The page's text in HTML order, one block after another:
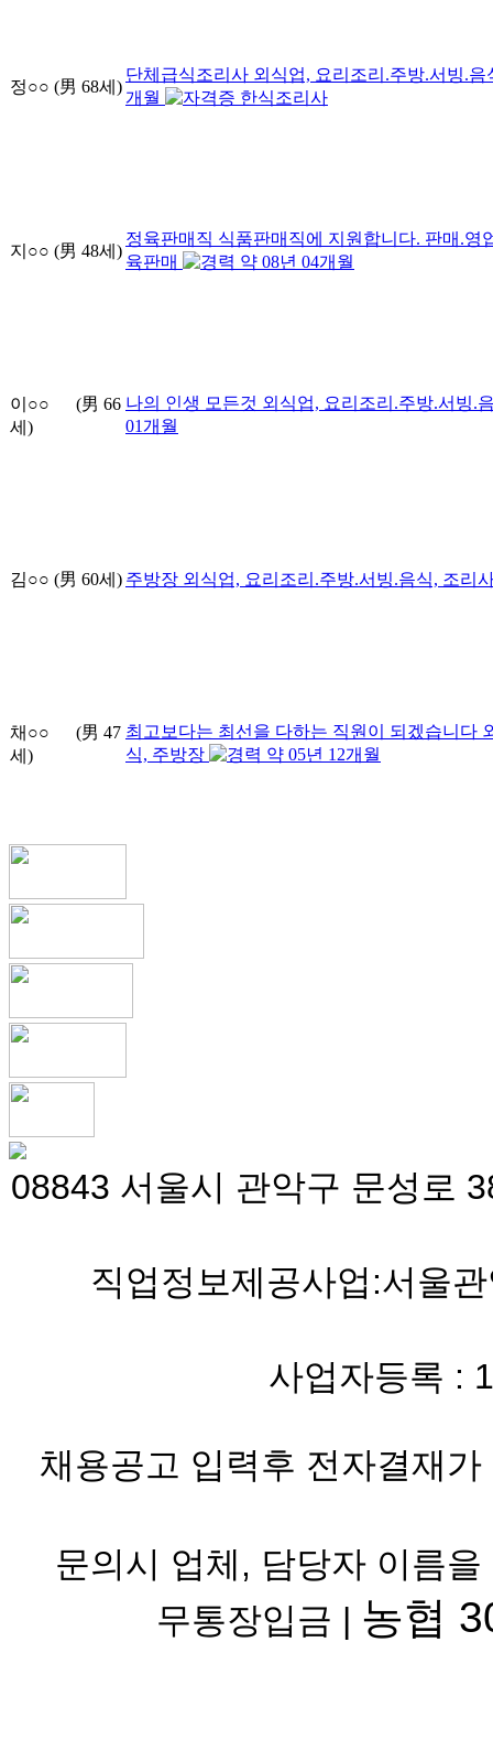
정○○ (男 68세)
단체급식조리사 외식업, 요리조리.주방.서빙.음
개월
한식조리사
지○○ (男 48세)
정육판매직 식품판매직에 지원합니다. 판매.영
육판매
약 08년 04개월
이○○ (男 66
세)
나의 인생 모든것 외식업, 요리조리.주방.서빙.
01개월
김○○ (男 60세) 주방장 외식업, 요리조리.주방.서빙.음식, 조리
채○○ (男 47
세)
최고보다는 최선을 다하는 직원이 되겠습니다
식, 주방장
약 05년 12개월
08843 서울시 관악구 문성로
직업정보제공사업:서울
사업자등록 :
채용공고 입력후 전자결재
문의시 업체, 담당자 이름
무통장입금 | 농협